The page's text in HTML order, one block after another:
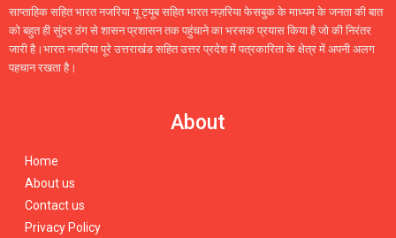
साप्ताहिक सहित भारत नजरिया यू ट्यूब सहित भारत नज़रिया फेसबुक के माध्यम के जनता की बात
को बहुत ही सुंदर ठंग से शासन प्रशासन तक पहुंचाने का भरसक प्रयास किया है जो की निरंतर
जारी है।भारत नजरिया पूरे उत्तराखंड सहित उत्तर प्रदेश में पत्रकारिता के क्षेत्र में अपनी अलग
पहचान रखता है।
About
Home
About us
Contact us
Privacy Policy